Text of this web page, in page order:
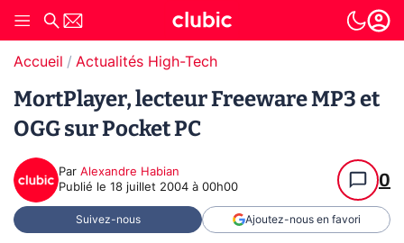
Accueil Actualités High-Tech
MortPlayer, lecteur Freeware MP3 et
OGG sur Pocket PC
Par Alexandre Habian
Publié le 18 juillet 2004 à 00h00 0
Suivez-nous Ajoutez-nous en favori